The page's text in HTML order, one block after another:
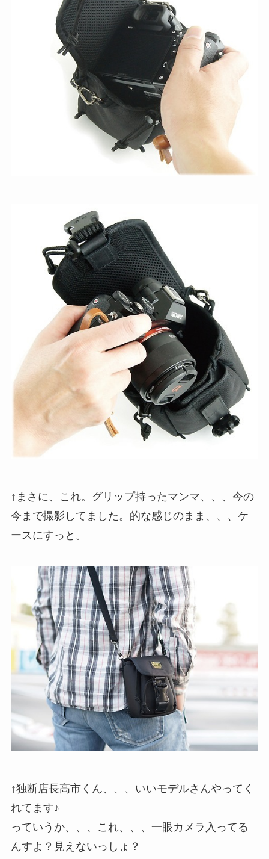
↑まさに、これ。グリップ持ったマンマ、、、今の
今まで撮影してました。的な感じのまま、、、ケ
ースにすっと。
↑独断店長高市くん、、、いいモデルさんやってく
れてます♪
っていうか、、、これ、、、一眼カメラ入ってる
んすよ？見えないっしょ？